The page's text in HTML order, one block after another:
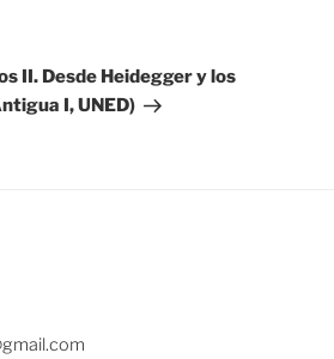
II. Desde Heidegger y los
I, UNED)